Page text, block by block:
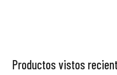
Productos vistos